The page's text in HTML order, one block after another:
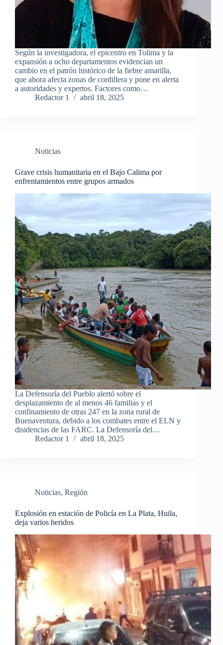
Según la investigadora, el epicentro en Tolima y la
expansión a ocho departamentos evidencian un
cambio en el patrón histórico de la fiebre amarilla,
que ahora afecta zonas de cordillera y pone en alerta
a autoridades y expertos. Factores como…
Redactor 1
abril 18, 2025
Noticias
Grave crisis humanitaria en el Bajo Calima por
enfrentamientos entre grupos armados
La Defensoría del Pueblo alertó sobre el
desplazamiento de al menos 46 familias y el
confinamiento de otras 247 en la zona rural de
Buenaventura, debido a los combates entre el ELN y
disidencias de las FARC. La Defensoría del…
Redactor 1
abril 18, 2025
Noticias, Región
Explosión en estación de Policía en La Plata, Huila,
deja varios heridos